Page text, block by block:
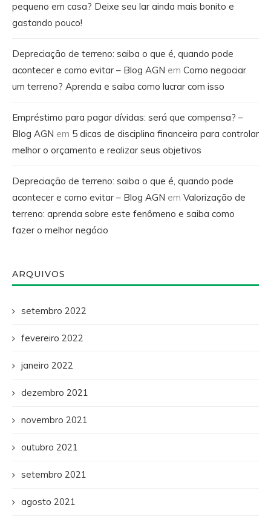
pequeno em casa? Deixe seu lar ainda mais bonito e
gastando pouco!
Depreciação de terreno: saiba o que é, quando pode
acontecer e como evitar – Blog AGN em Como negociar
um terreno? Aprenda e saiba como lucrar com isso
Empréstimo para pagar dívidas: será que compensa? –
Blog AGN em 5 dicas de disciplina financeira para controlar
melhor o orçamento e realizar seus objetivos
Depreciação de terreno: saiba o que é, quando pode
acontecer e como evitar – Blog AGN em Valorização de
terreno: aprenda sobre este fenômeno e saiba como
fazer o melhor negócio
ARQUIVOS
setembro 2022
fevereiro 2022
janeiro 2022
dezembro 2021
novembro 2021
outubro 2021
setembro 2021
agosto 2021